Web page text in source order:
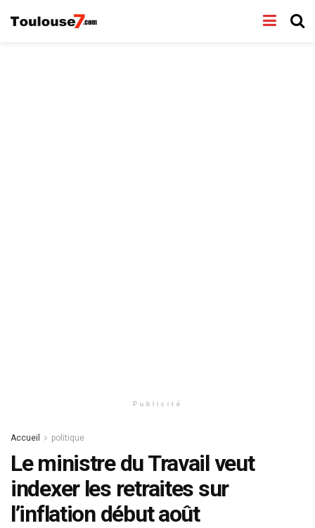
Publicité
Accueil politique
Le ministre du Travail veut
indexer les retraites sur
l’inflation début août